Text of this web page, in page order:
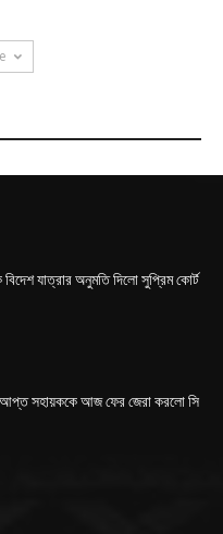
বিদেশ যাত্রার অনুমতি দিলো সুপ্রিম কোর্ট
আপ্ত সহায়ককে আজ ফের জেরা করলো সি